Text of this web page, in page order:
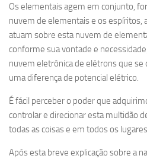
Os elementais agem em conjunto,
nuvem de elementais e os espíritos,
atuam sobre esta nuvem de
conforme sua vontade e
nuvem eletrônica de elétrons que se
uma diferença de potencial elétrico.
É fácil perceber o poder que
controlar e direcionar esta multidão
todas as coisas e em todos os
Após esta breve explicação sobre a